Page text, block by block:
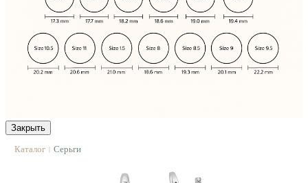
Закрыть
Каталог | Серьги